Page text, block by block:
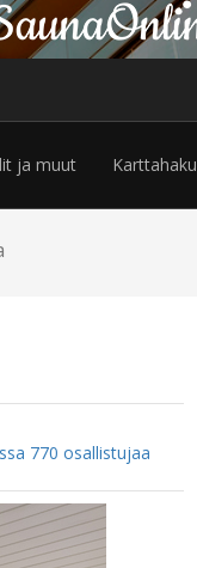
ja muut Karttahaku
770 osallistujaa